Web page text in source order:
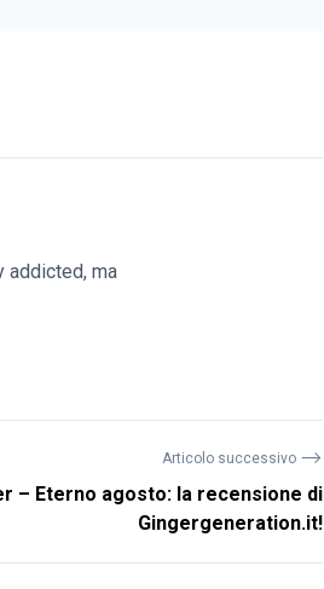
addicted, ma
Articolo successivo ⟶
– Eterno agosto: la recensione di
Gingergeneration.it!